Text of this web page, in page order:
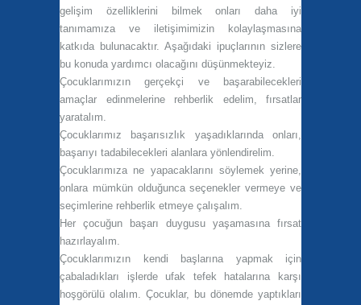
gelişim özelliklerini bilmek onları daha iyi
tanımamıza ve iletişimimizin kolaylaşmasına
katkıda bulunacaktır. Aşağıdaki ipuçlarının sizlere
bu konuda yardımcı olacağını düşünmekteyiz.
Çocuklarımızın gerçekçi ve başarabilecekleri
amaçlar edinmelerine rehberlik edelim, fırsatlar
yaratalım.
Çocuklarımız başarısızlık yaşadıklarında onları,
başarıyı tadabilecekleri alanlara yönlendirelim.
Çocuklarımıza ne yapacaklarını söylemek yerine,
onlara mümkün olduğunca seçenekler vermeye ve
seçimlerine rehberlik etmeye çalışalım.
Her çocuğun başarı duygusu yaşamasına fırsat
hazırlayalım.
Çocuklarımızın kendi başlarına yapmak için
çabaladıkları işlerde ufak tefek hatalarına karşı
hoşgörülü olalım. Çocuklar, bu dönemde yaptıkları